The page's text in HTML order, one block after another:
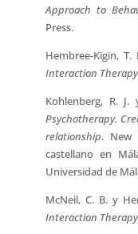
Approach to
Press.
Hembree-Kigin,
Interaction Therapy
Kohlenberg, R.
Psychotherapy.
relationship. New
castellano en
Universidad de
McNeil, C. B. y
Interaction